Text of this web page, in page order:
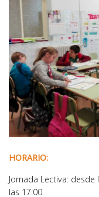
HORARIO:
Jornada Lectiva: desde
las 17:00